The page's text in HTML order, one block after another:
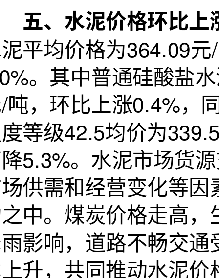
水泥价格环比上
平均价格为364.09
。其中普通硅酸盐
吨，环比上涨0.4%，
等级42.5均价为
5.3%。水泥市场货
供需和经营变化等
中。煤炭价格走高
影响，道路不畅交
升，共同推动水泥